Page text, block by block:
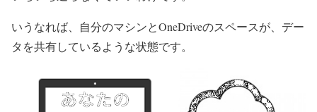
いうなれば、自分のマシンとOneDriveのスペースが、デー
タを共有しているような状態です。